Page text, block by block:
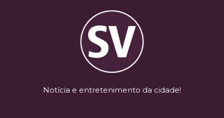
Notícia e entretenimento da cidade!